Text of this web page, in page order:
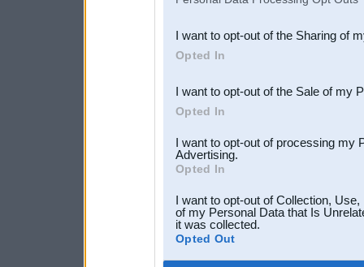
Downstream Participants
third parties.
I want to opt-out of the Sharing of
Opted In
I want to opt-out of the Sale of my
Opted In
I want to opt-out of processing my
Advertising.
Opted In
I want to opt-out of Collection,
of my Personal Data that Is
it was collected.
Opted Out